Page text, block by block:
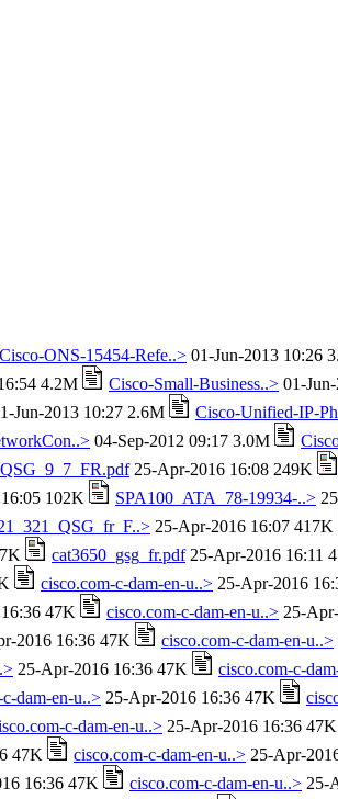
Cisco-ONS-15454-Refe..> 01-Jun-2013 10:26
4.2M Cisco-Small-Business..> 01-
Jun-2013 10:27 2.6M Cisco-Unified-IP-
04-Sep-2012 09:17 3.0M
QSG_9_7_FR.pdf25-Apr-2016 16:08 249K
102K SPA100_ATA_78-19934-..>
25-Apr-2016 16:07 417K
cat3650_gsg_fr.pdf25-Apr-2016 16:11
cisco.com-c-dam-en-u..> 25-Apr-2016
47K cisco.com-c-dam-en-u..> 25-
2016 16:36 47K cisco.com-c-dam-en-u..>
25-Apr-2016 16:36 47K cisco.com-c-
dam-en-u..> 25-Apr-2016 16:36 47K
c-dam-en-u..> 25-Apr-2016 16:36 47K
47K cisco.com-c-dam-en-u..> 25-Apr-
16:36 47K cisco.com-c-dam-en-u..> 25-